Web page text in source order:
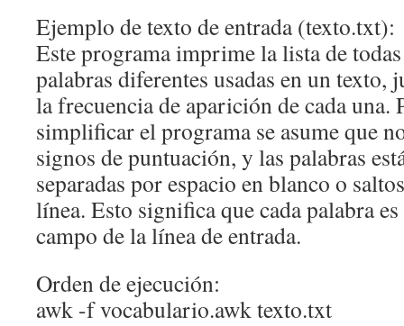
Ejemplo de texto de entrada (texto.txt):
Este programa imprime la lista de
palabras diferentes usadas en un texto,
la frecuencia de aparición de cada una.
simplificar el programa se asume que
signos de puntuación, y las palabras
separadas por espacio en blanco o
línea. Esto significa que cada palabra
campo de la línea de entrada.
Orden de ejecución:
awk -f vocabulario.awk texto.txt